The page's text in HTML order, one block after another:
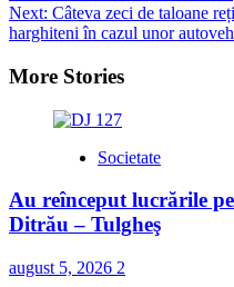
navigation
Next: Câteva zeci de taloane
harghiteni în cazul unor
More Stories
Societate
Au reînceput lucrările
Ditrău – Tulgheş
august 5, 2026 2